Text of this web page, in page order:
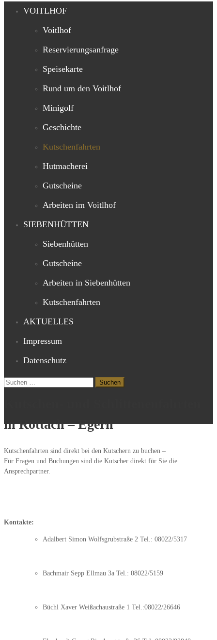
VOITLHOF
Voitlhof
Reservierungsanfrage
Speisekarte
Rund um den Voitlhof
Minigolf
Geschichte
Kutschenfahrten
Hutmacherei
Gutscheine
Arbeiten im Voitlhof
SIEBENHÜTTEN
Siebenhütten
Gutscheine
Arbeiten in Siebenhütten
Kutschenfahrten
AKTUELLES
Impressum
Datenschutz
Suchen
in Rottach – Egern
Kutschenfahrten sind direkt bei den Kutschern zu buchen –
Für Fragen und Buchungen sind die Kutscher direkt für Sie die
Ansprechpartner.
Kontakte:
Adalbert Simon Wolfsgrubstraße 2 Tel.: 08022/5317
Bachmair Sepp Ellmau 3a Tel.: 08022/5159
Büchl Xaver Weißachaustraße 1 Tel.:08022/26646